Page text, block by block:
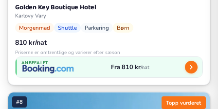
Golden Key Boutique Hotel
Karlovy Vary
Morgenmad Shuttle Parkering Børn
810 kr/nat
Priserne er omtrentlige og varierer efter sæson
ANBEFALET Fra 810 kr/nat
#8 Topp vurderet